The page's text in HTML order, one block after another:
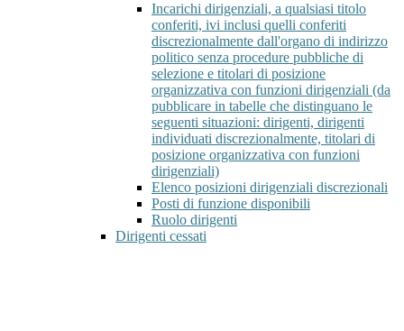
Incarichi dirigenziali, a qualsiasi titolo
conferiti, ivi inclusi quelli conferiti
discrezionalmente dall'organo di indirizzo
politico senza procedure pubbliche di
selezione e titolari di posizione
organizzativa con funzioni dirigenziali (da
pubblicare in tabelle che distinguano le
seguenti situazioni: dirigenti, dirigenti
individuati discrezionalmente, titolari di
posizione organizzativa con funzioni
dirigenziali)
Elenco posizioni dirigenziali discrezionali
Posti di funzione disponibili
Ruolo dirigenti
Dirigenti cessati